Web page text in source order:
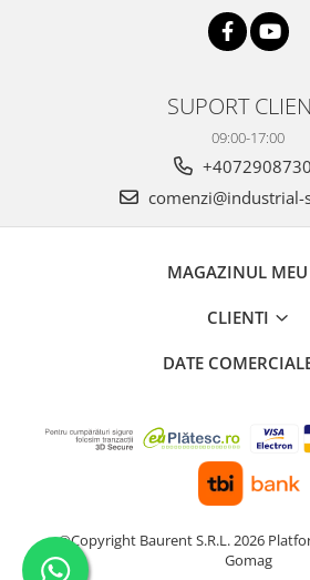
SUPORT
09:00-17:00
MAGAZINUL MEU
CLIENTI
DATE
©Copyright Baurent S.R.L. 2026
Gomag